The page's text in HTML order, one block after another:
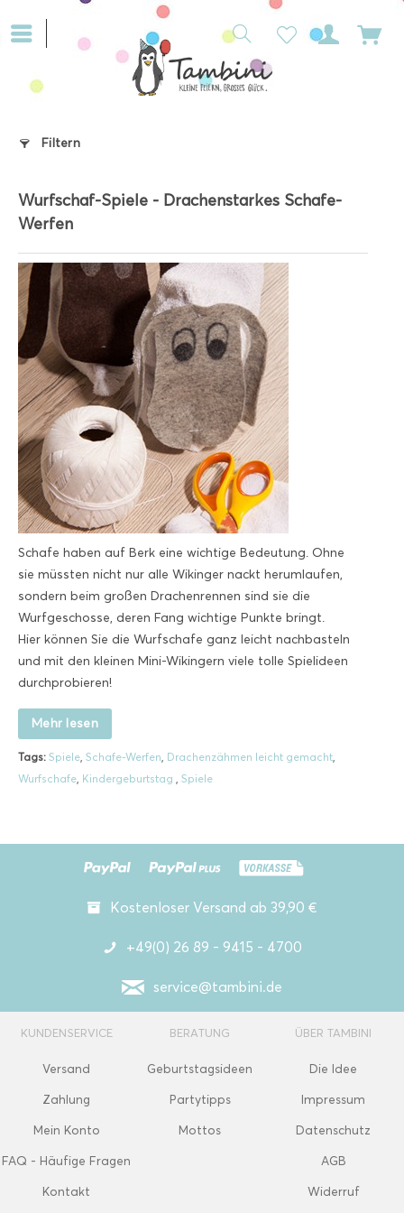
Filtern
Wurfschaf-Spiele - Drachenstarkes Schafe-
Werfen
Schafe haben auf Berk eine wichtige Bedeutung. Ohne
sie müssten nicht nur alle Wikinger nackt herumlaufen,
sondern beim großen Drachenrennen sind sie die
Wurfgeschosse, deren Fang wichtige Punkte bringt.
Hier können Sie die Wurfschafe ganz leicht nachbasteln
und mit den kleinen Mini-Wikingern viele tolle Spielideen
durchprobieren!
Mehr lesen
Tags: Spiele, Schafe-Werfen, Drachenzähmen leicht gemacht,
Wurfschafe, Kindergeburtstag , Spiele
Kostenloser Versand ab 39,90 €
+49(0) 26 89 - 9415 - 4700
service@tambini.de
KUNDENSERVICE
Versand
Zahlung
Mein Konto
FAQ - Häufige Fragen
Kontakt
BERATUNG
Geburtstagsideen
Partytipps
Mottos
ÜBER TAMBINI
Die Idee
Impressum
Datenschutz
AGB
Widerruf